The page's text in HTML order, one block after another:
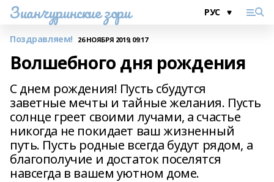
Зианчуринские зори
Поздравляем! 26 НОЯБРЯ 2019, 09:17
Волшебного дня рождения
С днем рождения! Пусть сбудутся
заветные мечты и тайные желания. Пусть
солнце греет своими лучами, а счастье
никогда не покидает ваш жизненный
путь. Пусть родные всегда будут рядом, а
благополучие и достаток поселятся
навсегда в вашем уютном доме.